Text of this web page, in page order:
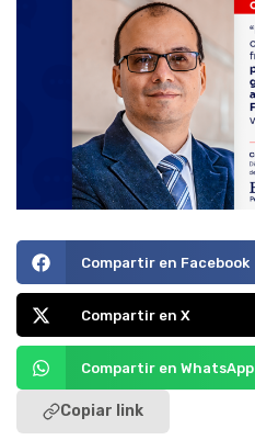
Compartir en Facebook
Compartir en X
Compartir en WhatsApp
Copiar link